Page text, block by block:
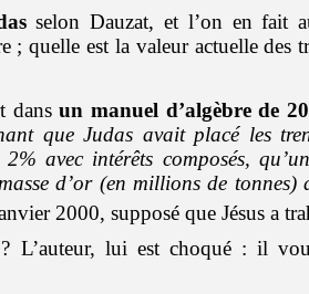
selon Dauzat, et l’on en fait
; quelle est la valeur actuelle des
dansun manuel d’algèbre de
que Judas avait placé les
avec intérêts composés,
d’or (en millions de
2000, supposé que Jésus a
L’auteur, lui est choqué : il